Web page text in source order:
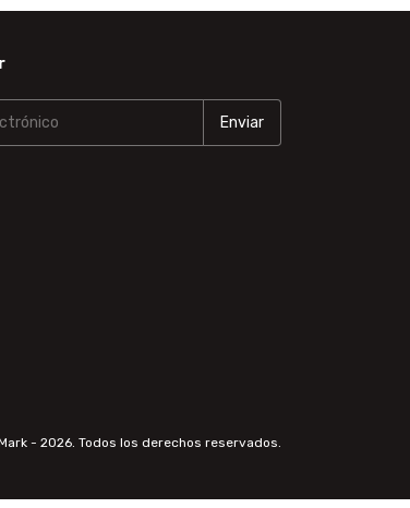
- 2026. Todos los derechos reservados.